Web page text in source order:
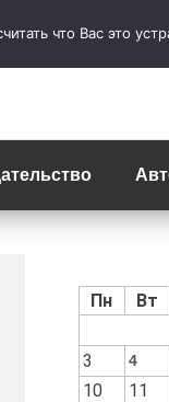
Пн
Вт
3
4
10
11
что Вас это